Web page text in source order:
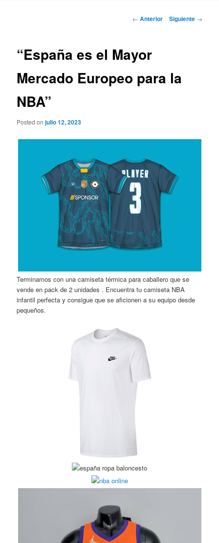
Navegación
← Anterior Siguiente →
“España es el Mayor
Mercado Europeo para la
NBA”
Posted onjulio 12, 2023
Terminamos con una camiseta térmica para caballero que se
vende en pack de 2 unidades . Encuentra tu camiseta NBA
infantil perfecta y consigue que se aficionen a su equipo desde
pequeños.